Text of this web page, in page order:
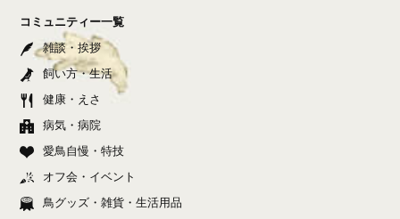
コミュニティー一覧
雑談・挨拶
飼い方・生活
健康・えさ
病気・病院
愛鳥自慢・特技
オフ会・イベント
鳥グッズ・雑貨・生活用品